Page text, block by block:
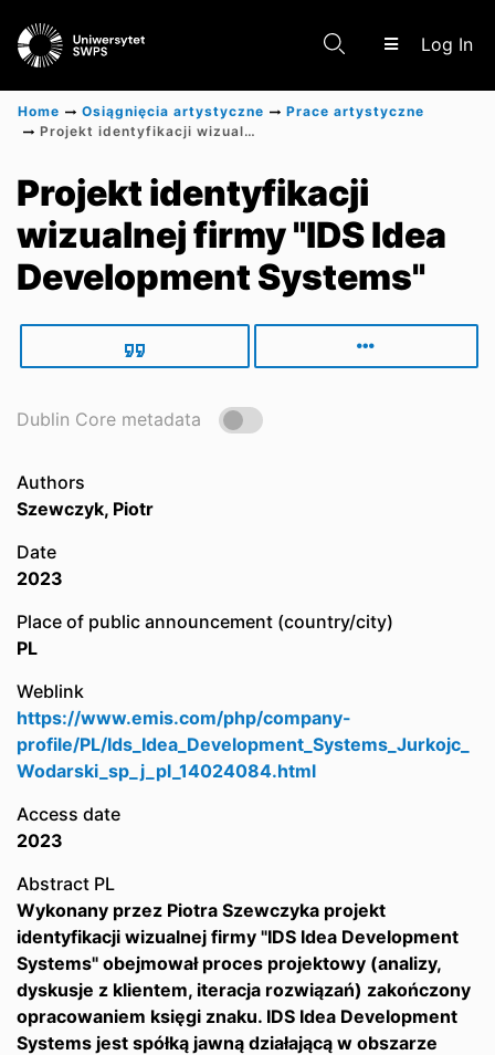
Log In
Scientific research results
Home Osiągnięcia artystyczne
Prace artystyczne
Projekt identyfikacji wizualnej firmy "IDS Idea Development Systems"
Projekt identyfikacji
wizualnej firmy "IDS Idea
Development Systems"
Dublin Core metadata
Authors
Szewczyk, Piotr
Date
2023
Place of public announcement (country/city)
PL
Weblink
https://www.emis.com/php/company-
profile/PL/Ids_Idea_Development_Systems_Jurkojc_
Wodarski_sp_j_pl_14024084.html
Access date
2023
Abstract PL
Wykonany przez Piotra Szewczyka projekt
identyfikacji wizualnej firmy "IDS Idea Development
Systems" obejmował proces projektowy (analizy,
dyskusje z klientem, iteracja rozwiązań) zakończony
opracowaniem księgi znaku. IDS Idea Development
Systems jest spółką jawną działającą w obszarze